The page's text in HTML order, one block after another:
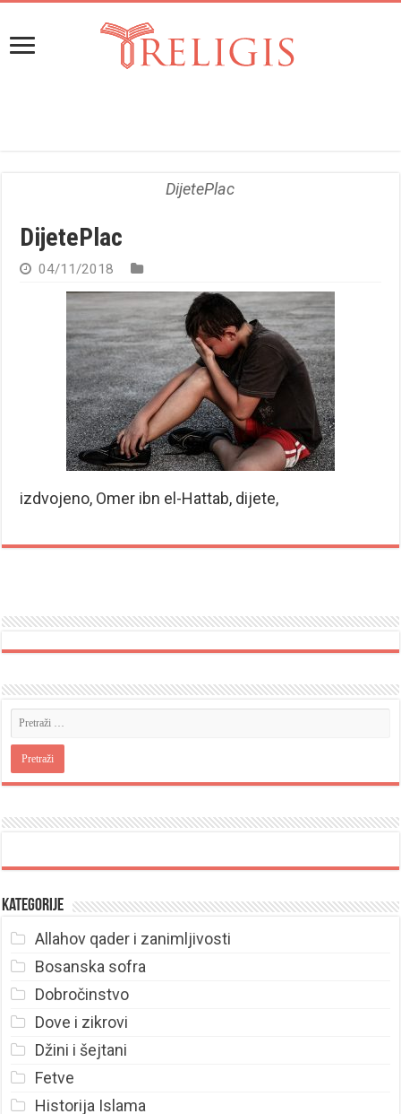
DijetePlac
DijetePlac
04/11/2018
izdvojeno, Omer ibn el-Hattab, dijete,
Kategorije
Allahov qader i zanimljivosti
Bosanska sofra
Dobročinstvo
Dove i zikrovi
Džini i šejtani
Fetve
Historija Islama